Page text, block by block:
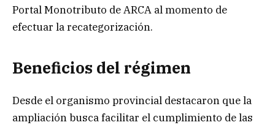
Portal Monotributo de ARCA al momento de
efectuar la recategorización.
Beneficios del régimen
Desde el organismo provincial destacaron que la
ampliación busca facilitar el cumplimiento de las